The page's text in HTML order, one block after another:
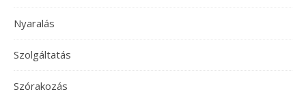
Nyaralás
Szolgáltatás
Szórakozás